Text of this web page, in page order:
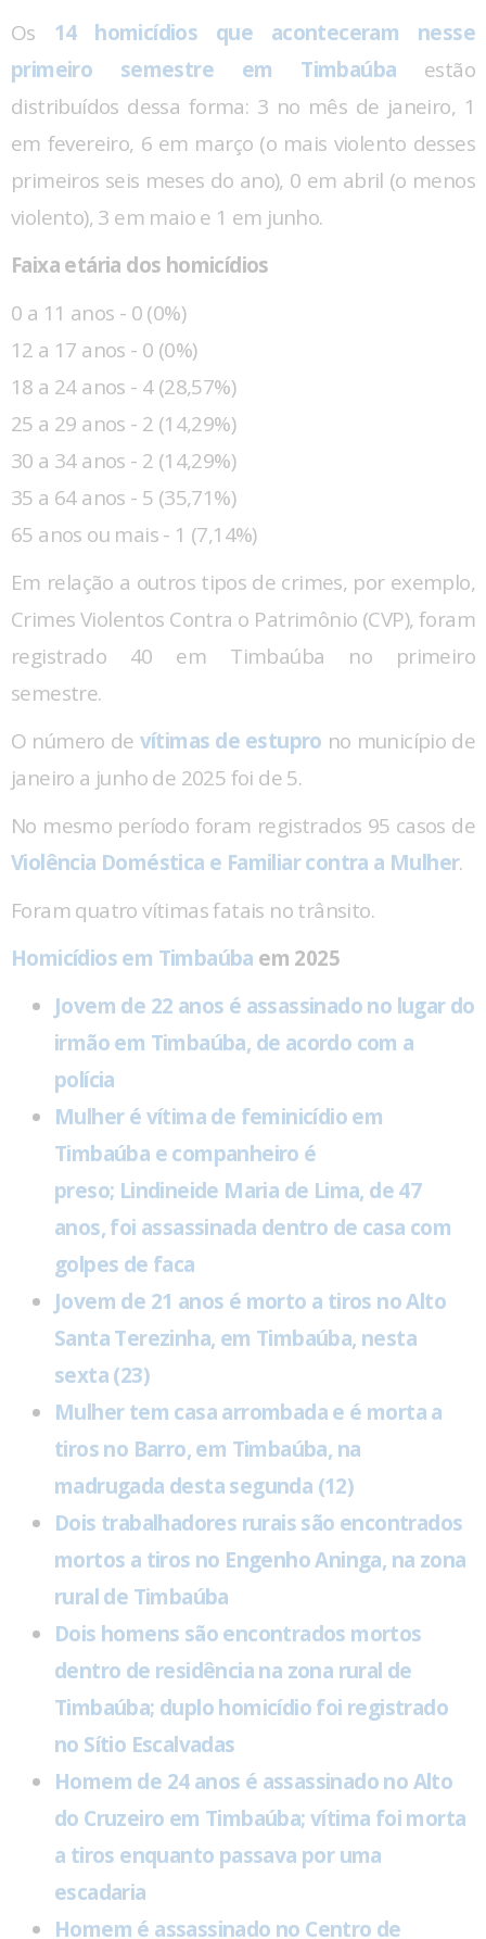
Os 14 homicídios que aconteceram nesse
primeiro semestre em Timbaúba estão
distribuídos dessa forma: 3 no mês de janeiro, 1
em fevereiro, 6 em março (o mais violento desses
primeiros seis meses do ano), 0 em abril (o menos
violento), 3 em maio e 1 em junho.
Faixa etária dos homicídios
0 a 11 anos - 0 (0%)
12 a 17 anos - 0 (0%)
18 a 24 anos - 4 (28,57%)
25 a 29 anos - 2 (14,29%)
30 a 34 anos - 2 (14,29%)
35 a 64 anos - 5 (35,71%)
65 anos ou mais - 1 (7,14%)
Em relação a outros tipos de crimes, por exemplo,
Crimes Violentos Contra o Patrimônio (CVP), foram
registrado 40 em Timbaúba no primeiro
semestre.
O número de vítimas de estupro no município de
janeiro a junho de 2025 foi de 5.
No mesmo período foram registrados 95 casos de
Violência Doméstica e Familiar contra a Mulher.
Foram quatro vítimas fatais no trânsito.
Homicídios em Timbaúba em 2025
Jovem de 22 anos é assassinado no lugar do
irmão em Timbaúba, de acordo com a
polícia
Mulher é vítima de feminicídio em
Timbaúba e companheiro é
preso; Lindineide Maria de Lima, de 47
anos, foi assassinada dentro de casa com
golpes de faca
Jovem de 21 anos é morto a tiros no Alto
Santa Terezinha, em Timbaúba, nesta
sexta (23)
Mulher tem casa arrombada e é morta a
tiros no Barro, em Timbaúba, na
madrugada desta segunda (12)
Dois trabalhadores rurais são encontrados
mortos a tiros no Engenho Aninga, na zona
rural de Timbaúba
Dois homens são encontrados mortos
dentro de residência na zona rural de
Timbaúba; duplo homicídio foi registrado
no Sítio Escalvadas
Homem de 24 anos é assassinado no Alto
do Cruzeiro em Timbaúba; vítima foi morta
a tiros enquanto passava por uma
escadaria
Homem é assassinado no Centro de